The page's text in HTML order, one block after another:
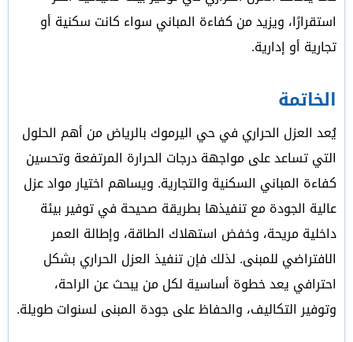
استقرارًا، ويزيد من كفاءة المباني سواء كانت سكنية أو
تجارية أو إدارية.
الخاتمة
يُعد العزل الحراري في حي اليرموك بالرياض من أهم الحلول
التي تساعد على مواجهة درجات الحرارة المرتفعة وتحسين
كفاءة المباني السكنية والتجارية. ويساهم اختيار مواد عزل
عالية الجودة مع تنفيذها بطريقة صحيحة في توفير بيئة
داخلية مريحة، وخفض استهلاك الطاقة، وإطالة العمر
الافتراضي للمبنى. لذلك فإن تنفيذ العزل الحراري بشكل
احترافي يعد خطوة أساسية لكل من يبحث عن الراحة،
وتوفير التكاليف، والحفاظ على جودة المبنى لسنوات طويلة.